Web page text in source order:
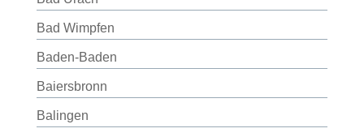
Bad Wimpfen
Baden-Baden
Baiersbronn
Balingen